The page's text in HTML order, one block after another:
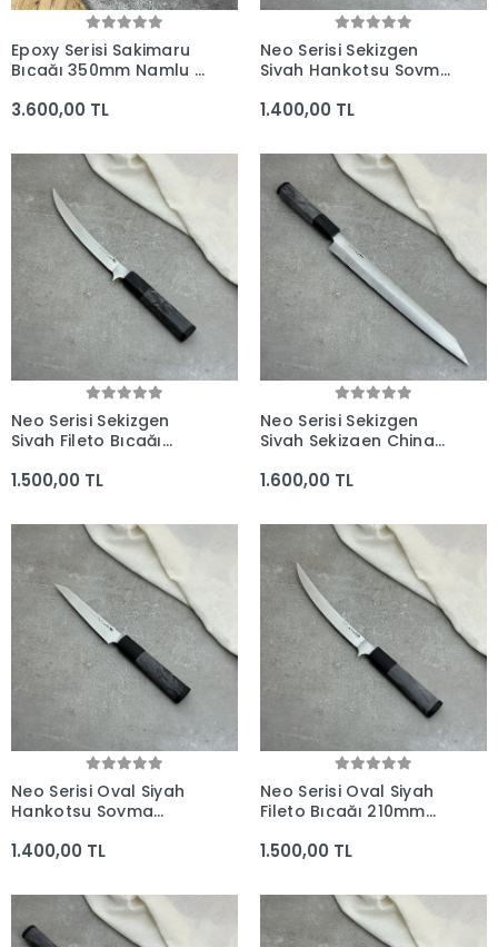
Epoxy Serisi Sakimaru
Bıçağı 350mm Namlu -
Bıçaklar
3.600,00 TL
Neo Serisi Sekizgen
Siyah Hankotsu Soyma
Kocakaya El Yapımı
1.400,00 TL
Neo Serisi Sekizgen
Siyah Fileto Bıçağı
Kocakaya El Yapımı
1.500,00 TL
Neo Serisi Sekizgen
Siyah Sekizgen China
285mm Namlu -
Şef Bıçakları
1.600,00 TL
Neo Serisi Oval Siyah
Hankotsu Soyma
Kocakaya El Yapımı
1.400,00 TL
Neo Serisi Oval Siyah
Fileto Bıçağı 210mm
Yapımı Şef Bıçakları
1.500,00 TL